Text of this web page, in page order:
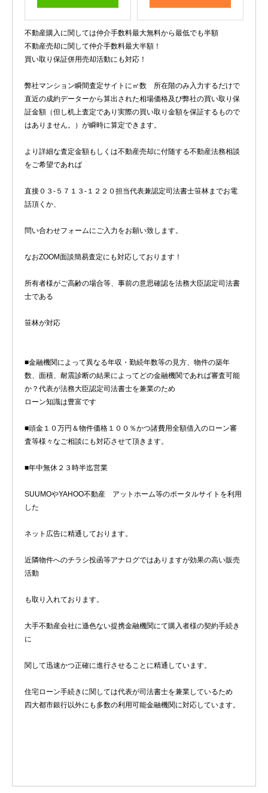
不動産購入に関しては仲介手数料最大無料から最低でも半額
不動産売却に関して仲介手数料最大半額！
買い取り保証併用売却活動にも対応！
弊社マンション瞬間査定サイトに㎡数 所在階のみ入力するだけで
直近の成約データーから算出された相場価格及び弊社の買い取り保
証金額（但し机上査定であり実際の買い取り金額を保証するもので
はありません。）が瞬時に算定できます。
より詳細な査定金額もしくは不動産売却に付随する不動産法務相談
をご希望であれば
直接０３-５７１３-１２２０担当代表兼認定司法書士笹林までお電
話頂くか、
問い合わせフォームにご入力をお願い致します。
なおZOOM面談簡易査定にも対応しております！
所有者様がご高齢の場合等、事前の意思確認を法務大臣認定司法書
士である
笹林が対応
■金融機関によって異なる年収・勤続年数等の見方、物件の築年
数、面積、耐震診断の結果によってどの金融機関であれば審査可能
か？代表が法務大臣認定司法書士を兼業のため
ローン知識は豊富です
■頭金１０万円＆物件価格１００％かつ諸費用全額借入のローン審
査等様々なご相談にも対応させて頂きます。
■年中無休２３時半迄営業
SUUMOやYAHOO不動産 アットホーム等のポータルサイトを利用
した
ネット広告に精通しております。
近隣物件へのチラシ投函等アナログではありますが効果の高い販売
活動
も取り入れております。
大手不動産会社に遜色ない提携金融機関にて購入者様の契約手続き
に
関して迅速かつ正確に進行させることに精通しています。
住宅ローン手続きに関しては代表が司法書士を兼業しているため
四大都市銀行以外にも多数の利用可能金融機関に対応しています。